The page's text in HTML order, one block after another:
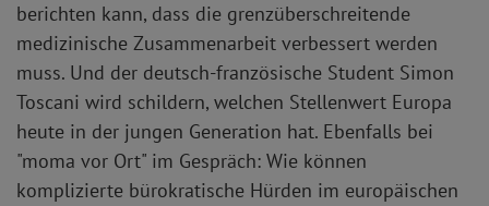
berichten kann, dass die grenzüberschreitende
medizinische Zusammenarbeit verbessert werden
muss. Und der deutsch-französische Student Simon
Toscani wird schildern, welchen Stellenwert Europa
heute in der jungen Generation hat. Ebenfalls bei
"moma vor Ort" im Gespräch: Wie können
komplizierte bürokratische Hürden im europäischen